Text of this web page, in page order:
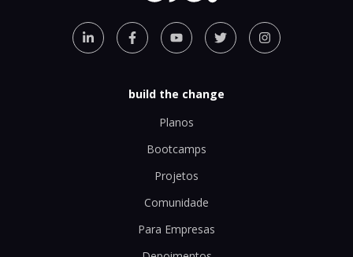
build the change
Planos
Bootcamps
Projetos
Comunidade
Para Empresas